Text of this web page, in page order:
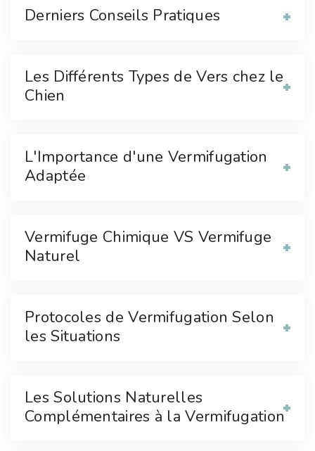
Derniers Conseils Pratiques
Les Différents Types de Vers chez le
Chien
L'Importance d'une Vermifugation
Adaptée
Vermifuge Chimique VS Vermifuge
Naturel
Protocoles de Vermifugation Selon
les Situations
Les Solutions Naturelles
Complémentaires à la Vermifugation